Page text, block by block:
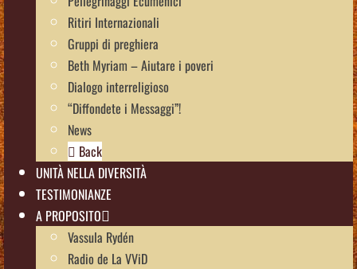
Ritiri Internazionali
Gruppi di preghiera
Beth Myriam – Aiutare i poveri
Dialogo interreligioso
“Diffondete i Messaggi”!
News
Back
UNITÀ NELLA DIVERSITÀ
TESTIMONIANZE
A PROPOSITO
Vassula Rydén
Radio de La VViD